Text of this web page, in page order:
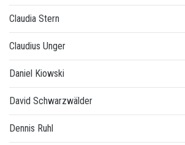
Claudia Stern
Claudius Unger
Daniel Kiowski
David Schwarzwälder
Dennis Ruhl